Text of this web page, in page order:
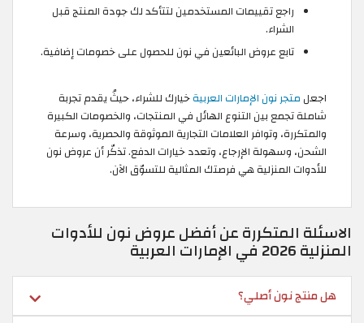
راجع تقييمات المستخدمين لتتأكد لك جودة المنتج قبل
الشراء.
تابع عروض البائعين في نون للحصول على خصومات إضافية.
اجعل متجر نون الإمارات العربيةخيارك للشراء، حيثُ يقدم تجربة
شاملة تجمع بين التنوع الهائل في المنتجات، والخصومات الكبيرة
والمتكررة، وتوافر العلامات التجارية الموثوقة والحصرية، وسرعة
الشحن، وسهولة الإرجاع، وتعدد خيارات الدفع. تذكّر أن عروض نون
للأدوات المنزلية هي فرصتك المثالية للتسوّق الآن.
الاسئلة المتكررة عن أفضل عروض نون للأدوات
المنزلية 2026 في الإمارات العربية
هل منتج نون أصلي؟